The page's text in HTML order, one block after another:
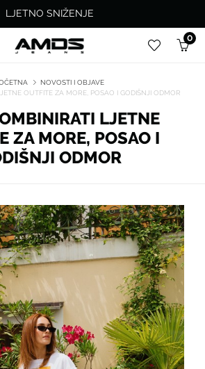
LJETNO SNIŽENJE
0
NOVOSTI I OBJAVE
OUTFITE ZA MORE, POSAO I GODIŠNJI ODMOR
LJETNE
ZA MORE, POSAO I
ODMOR